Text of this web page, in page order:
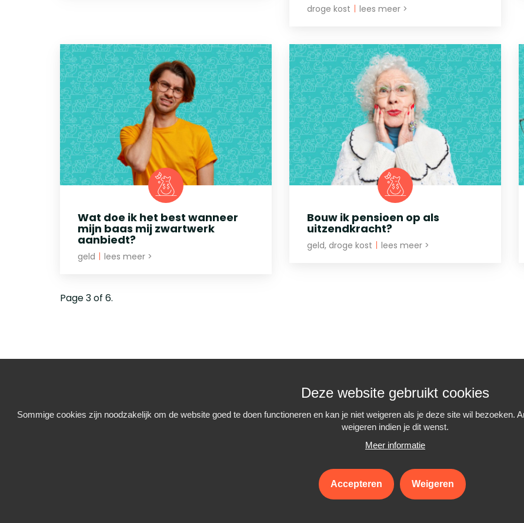
droge kost | lees meer >
Wat doe ik het best wanneer
mijn baas mij zwartwerk
aanbiedt?
geld | lees meer >
Bouw ik pensioen op als
uitzendkracht?
geld, droge kost | lees meer >
Page 3 of 6.
Interiminfo.be is eenproject van
met de steun van de Federale Overheid
Deze website gebruikt cookies
Sommige cookies zijn noodzakelijk om de website goed te doen functioneren en kan je niet weigeren als je deze site wil bezoeken.
weigeren indien je dit wenst.
Meer informatie
Accepteren Weigeren